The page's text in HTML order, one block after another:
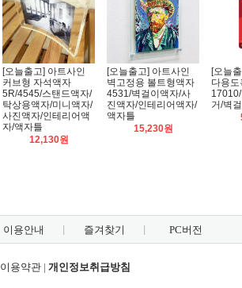
[오늘출고] 아트사인
커브형 자석액자
5R/4545/스탠드액자/
탁상용액자/미니액자/
사진액자/인테리어액
자/액자틀
12,130원
[오늘출고] 아트사인
벽고정용 볼트형액자
4531/벽걸이액자/사
진액자/인테리어액자/
액자틀
15,230원
[오늘
다용
거/벽
이용안내 즐겨찾기 PC버전
이용약관| 개인정보취급방침